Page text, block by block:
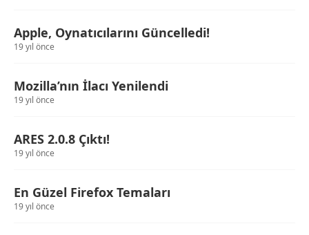
Apple, Oynatıcılarını Güncelledi!
19 yıl önce
Mozilla’nın İlacı Yenilendi
19 yıl önce
ARES 2.0.8 Çıktı!
19 yıl önce
En Güzel Firefox Temaları
19 yıl önce